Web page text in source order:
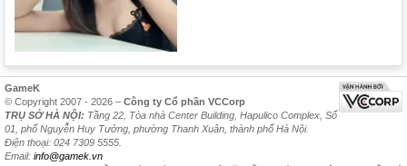
GameK
© Copyright 2007 - 2026 – Công ty Cổ phần VCCorp
TRỤ SỞ HÀ NỘI: Tầng 22, Tòa nhà Center Building, Hapulico Complex, Số
01, phố Nguyễn Huy Tưởng, phường Thanh Xuân, thành phố Hà Nội.
Điện thoại: 024 7309 5555.
Email: info@gamek.vn